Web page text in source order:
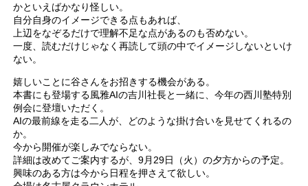
かといえばかなり怪しい。
自分自身のイメージできる点もあれば、
上辺をなぞるだけで理解不足な点があるのも否めない。
一度、読むだけじゃなく再読して頭の中でイメージしないといけ
ない。
嬉しいことに谷さんをお招きする機会がある。
本書にも登場する風雅AIの吉川社長と一緒に、今年の西川塾特別
例会に登壇いただく。
AIの最前線を走る二人が、どのような掛け合いを見せてくれるの
か。
今から開催が楽しみでならない。
詳細は改めてご案内するが、9月29日（火）の夕方からの予定。
興味のある方は今から日程を押さえて欲しい。